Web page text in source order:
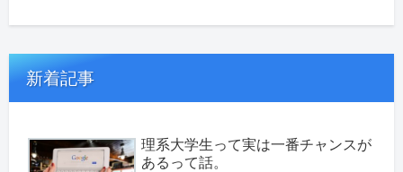
新着記事
理系大学生って実は一番チャンスが
あるって話。